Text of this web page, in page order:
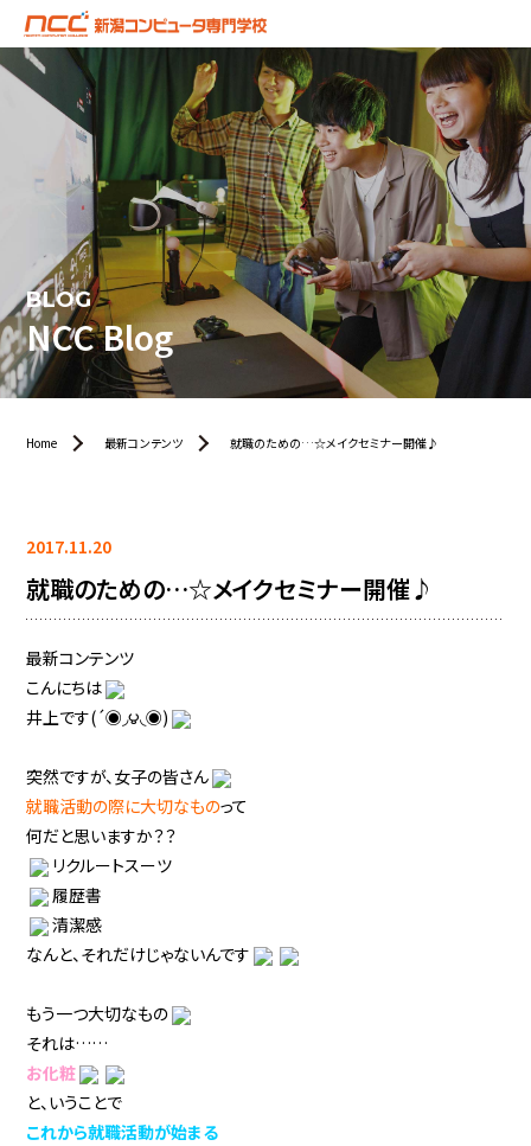
BLOG
NCC Blog
Home 最新コンテンツ 就職のための…☆メイクセミナー開催♪
2017.11.20
就職のための…☆メイクセミナー開催♪
最新コンテンツ
こんにちは
井上です(´◉◞౪◟◉)
突然ですが、女子の皆さん
就職活動の際に大切なものって
何だと思いますか？？
リクルートスーツ
履歴書
清潔感
なんと、それだけじゃないんです
もう一つ大切なもの
それは……
お化粧
と、いうことで
これから就職活動が始まる